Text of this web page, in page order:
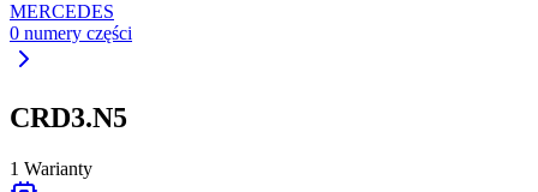
MERCEDES
0 numery części
CRD3.N5
1 Warianty